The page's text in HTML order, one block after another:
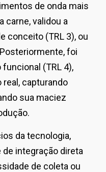
de onda mais
carne, validou a
conceito (TRL 3), ou
foi
(TRL 4),
capturando
sua maciez
da tecnologia,
integração direta
de coleta ou